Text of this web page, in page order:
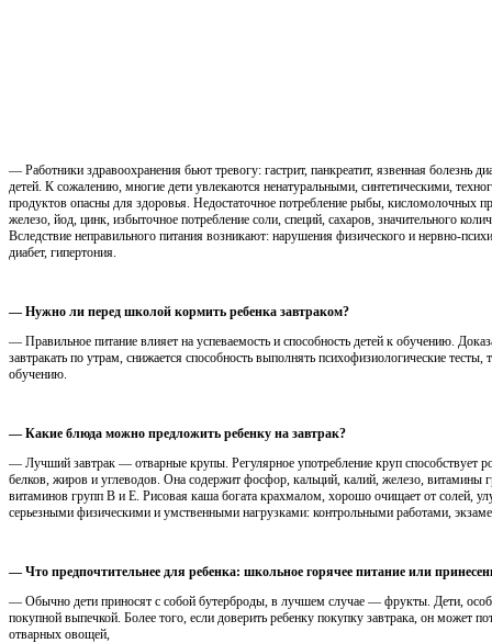
— Работники здравоохранения бьют тревогу: гастрит, панкреатит, язвенная болезнь
детей. К сожалению, многие дети увлекаются ненатуральными, синтетическими,
продуктов опасны для здоровья. Недостаточное потребление рыбы, кисломолочных
железо, йод, цинк, избыточное потребление соли, специй, сахаров, значительного
Вследствие неправильного питания возникают: нарушения физического и нервно-
диабет, гипертония.
— Нужно ли перед школой кормить ребенка завтраком?
— Правильное питание влияет на успеваемость и способность детей к обучению.
завтракать по утрам, снижается способность выполнять психофизиологические
обучению.
— Какие блюда можно предложить ребенку на завтрак?
— Лучший завтрак — отварные крупы. Регулярное употребление круп способствует
белков, жиров и углеводов. Она содержит фосфор, кальций, калий, железо,
витаминов групп В и Е. Рисовая каша богата крахмалом, хорошо очищает от солей,
серьезными физическими и умственными нагрузками: контрольными работами,
— Что предпочтительнее для ребенка: школьное горячее питание или
— Обычно дети приносят с собой бутерброды, в лучшем случае — фрукты. Дети,
покупной выпечкой. Более того, если доверить ребенку покупку завтрака, он может
отварных овощей,